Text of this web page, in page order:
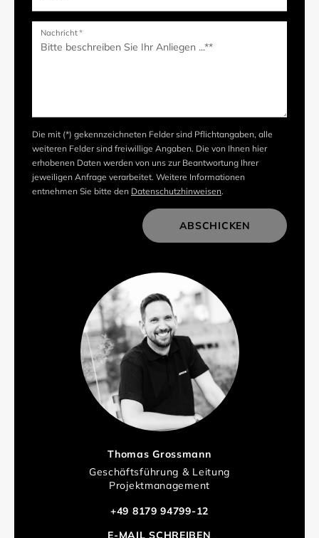
Thomas Grossmann
Geschäftsführung & Leitung
Projektmanagement
+49 8179 94799-12
E-MAIL SCHREIBEN
Nachricht*
Die mit (*) gekennzeichneten Felder sind Pflichtangaben, alle
weiteren Felder sind freiwillige Angaben. Die von Ihnen hier
erhobenen Daten werden von uns zur Beantwortung Ihrer
jeweiligen Anfrage verarbeitet. Weitere Informationen
entnehmen Sie bitte den Datenschutzhinweisen.
ABSCHICKEN